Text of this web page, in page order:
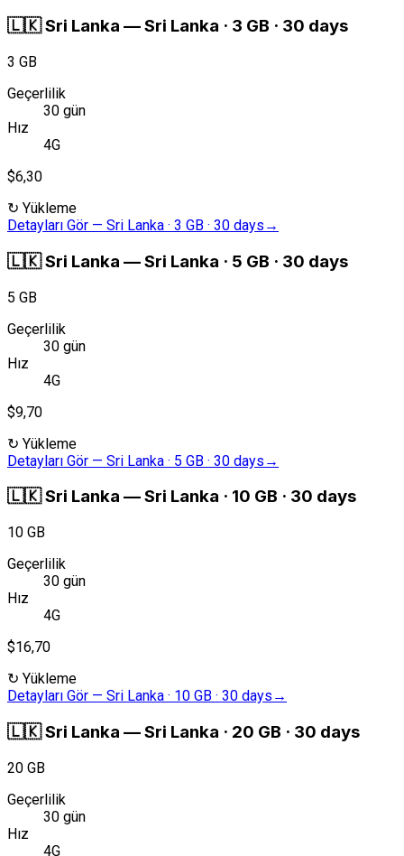
🇱🇰Sri Lanka —Sri Lanka · 3 GB · 30 days
3 GB
Geçerlilik
30 gün
Hız
4G
$6,30
↻ Yükleme
Detayları Gör — Sri Lanka · 3 GB · 30 days →
🇱🇰Sri Lanka —Sri Lanka · 5 GB · 30 days
5 GB
Geçerlilik
30 gün
Hız
4G
$9,70
↻ Yükleme
Detayları Gör — Sri Lanka · 5 GB · 30 days →
🇱🇰Sri Lanka —Sri Lanka · 10 GB · 30 days
10 GB
Geçerlilik
30 gün
Hız
4G
$16,70
↻ Yükleme
Detayları Gör — Sri Lanka · 10 GB · 30 days →
🇱🇰Sri Lanka —Sri Lanka · 20 GB · 30 days
20 GB
Geçerlilik
30 gün
Hız
4G